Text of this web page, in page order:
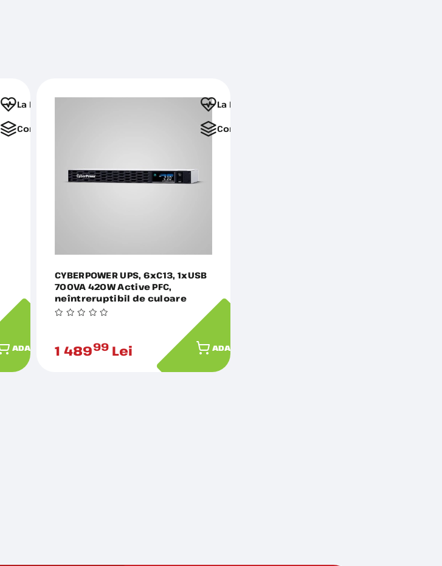
La Favorite
Comparați
ADAUGĂ ÎN COȘ
La Favorite
Comparați
CYBERPOWER UPS, 6xC13, 1xUSB
700VA 420W Active PFC,
neîntreruptibil de culoare
pură, LINE-INTERRACtable, AVR,
1 48999 Lei ADAUGĂ ÎN COȘ